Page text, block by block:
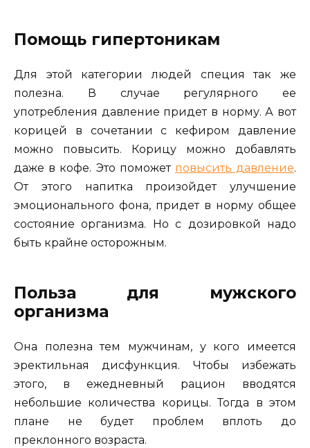
Помощь гипертоникам
Для этой категории людей специя так же
полезна. В случае регулярного ее
употребления давление придет в норму. А вот
корицей в сочетании с кефиром давление
можно повысить. Корицу можно добавлять
даже в кофе. Это поможет повысить давление.
От этого напитка произойдет улучшение
эмоционального фона, придет в норму общее
состояние организма. Но с дозировкой надо
быть крайне осторожным.
Польза для мужского
организма
Она полезна тем мужчинам, у кого имеется
эректильная дисфункция. Чтобы избежать
этого, в ежедневный рацион вводятся
небольшие количества корицы. Тогда в этом
плане не будет проблем вплоть до
преклонного возраста.